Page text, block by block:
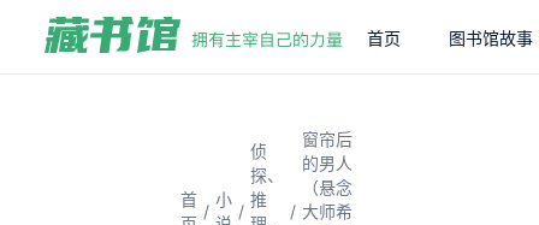
首页 图书馆故事
首
/
小
/
侦
探、
推
/
窗帘后
的男人
（悬念
大师希